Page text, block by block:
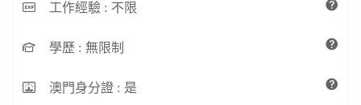
工作經驗 : 不限
學歷 : 無限制
澳門身分證 : 是